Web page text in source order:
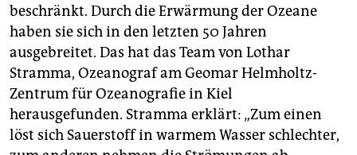
beschränkt. Durch die Erwärmung der Ozeane
haben sie sich in den letzten 50 Jahren
ausgebreitet. Das hat das Team von Lothar
Stramma, Ozeanograf am Geomar Helmholtz-
Zentrum für Ozeanografie in Kiel
herausgefunden. Stramma erklärt: „Zum einen
löst sich Sauerstoff in warmem Wasser schlechter,